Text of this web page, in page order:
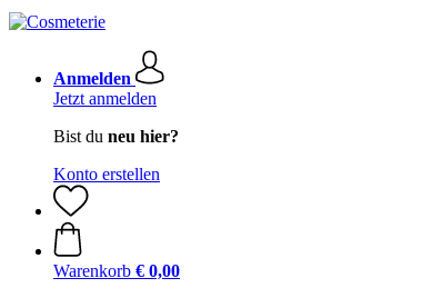
Anmelden
Jetzt anmelden
Bist du neu hier?
Konto erstellen
Warenkorb € 0,00